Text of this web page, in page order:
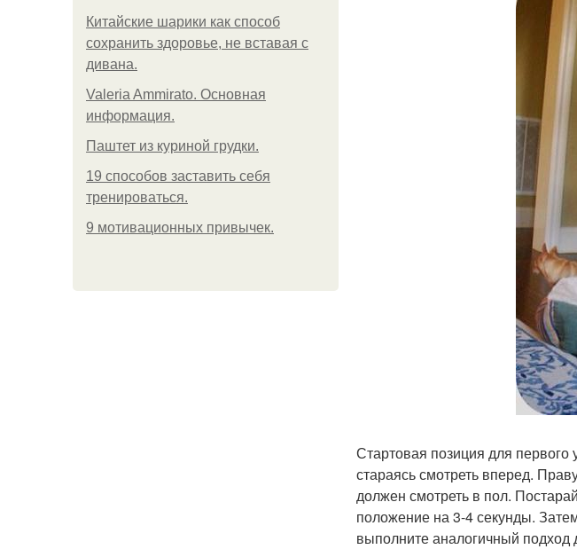
Китайские шарики как способ
сохранить здоровье, не вставая с
дивана.
Valeria Ammirato. Основная
информация.
Паштет из куриной грудки.
19 способов заставить себя
тренироваться.
9 мотивационных привычек.
Стартовая позиция для первого
стараясь смотреть вперед.
должен смотреть в пол.
положение на 3-4 секунды.
выполните аналогичный подход